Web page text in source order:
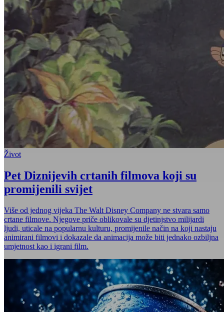
Život
Pet Diznijevih crtanih filmova koji su
promijenili svijet
Više od jednog vijeka The Walt Disney Company ne stvara samo
crtane filmove. Njegove priče oblikovale su djetinjstvo milijardi
ljudi, uticale na popularnu kulturu, promijenile način na koji nastaju
animirani filmovi i dokazale da animacija može biti jednako ozbiljna
umjetnost kao i igrani film.